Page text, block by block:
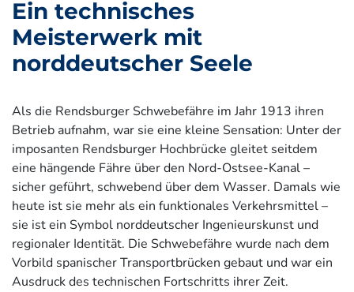
Ein technisches
Meisterwerk mit
norddeutscher Seele
Als die Rendsburger Schwebefähre im Jahr 1913 ihren
Betrieb aufnahm, war sie eine kleine Sensation: Unter der
imposanten Rendsburger Hochbrücke gleitet seitdem
eine hängende Fähre über den Nord-Ostsee-Kanal –
sicher geführt, schwebend über dem Wasser. Damals wie
heute ist sie mehr als ein funktionales Verkehrsmittel –
sie ist ein Symbol norddeutscher Ingenieurskunst und
regionaler Identität. Die Schwebefähre wurde nach dem
Vorbild spanischer Transportbrücken gebaut und war ein
Ausdruck des technischen Fortschritts ihrer Zeit.